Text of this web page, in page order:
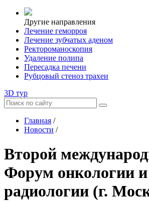
Другие направления
Лечение геморроя
Лечение зубчатых аденом
Ректороманоскопия
Удаление полипа
Пересадка печени
Рубцовый стеноз трахеи
3D тур
Главная /
Новости /
Второй
Форум онкологии и
радиологии (г.